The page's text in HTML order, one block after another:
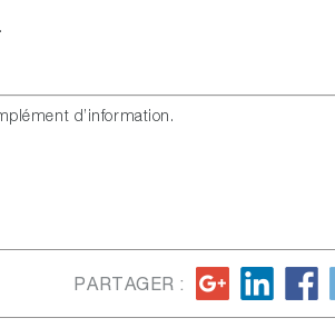
d’information.
PARTAGER :